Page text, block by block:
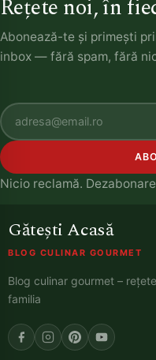
Rețete noi, în
Abonează-te și primești
inbox — fără spam, fără
Nicio reclamă.
Gătești Acasă
BLOG CULINAR GOURMET
Blog culinar gourmet –
familia